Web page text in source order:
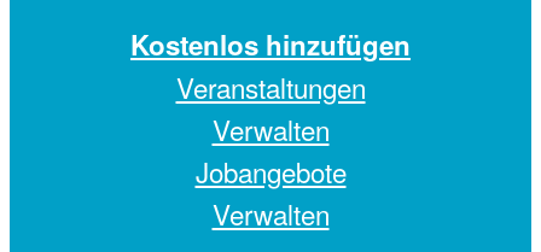
Kostenlos hinzufügen
Veranstaltungen
Verwalten
Jobangebote
Verwalten